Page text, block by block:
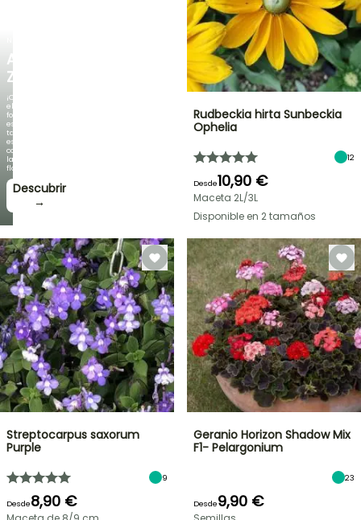
AGAPANTHUS
ZAMBEZI
¡Cuando
el
follaje
es
tan
espectacular
como
la
floración!
Descubrir
→
Rudbeckia hirta Sunbeckia
Ophelia
12
Desde10,90 €
Maceta 2L/3L
Disponible en 2 tamaños
Streptocarpus saxorum
Purple
9
Desde8,90 €
Geranio Horizon Shadow Mix
F1- Pelargonium
23
Desde9,90 €